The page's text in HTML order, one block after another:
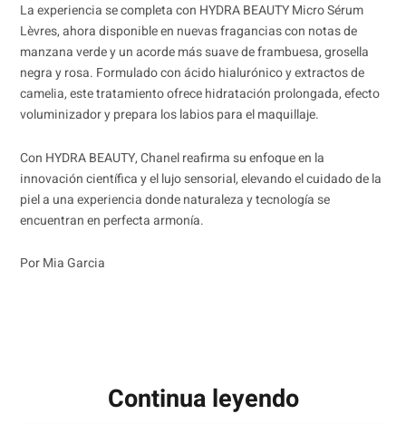
La experiencia se completa con HYDRA BEAUTY Micro Sérum
Lèvres, ahora disponible en nuevas fragancias con notas de
manzana verde y un acorde más suave de frambuesa, grosella
negra y rosa. Formulado con ácido hialurónico y extractos de
camelia, este tratamiento ofrece hidratación prolongada, efecto
voluminizador y prepara los labios para el maquillaje.
Con HYDRA BEAUTY, Chanel reafirma su enfoque en la
innovación científica y el lujo sensorial, elevando el cuidado de la
piel a una experiencia donde naturaleza y tecnología se
encuentran en perfecta armonía.
Por Mia Garcia
Continua leyendo